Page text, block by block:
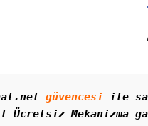
güvencesi ile
Ücretsiz Mekanizma